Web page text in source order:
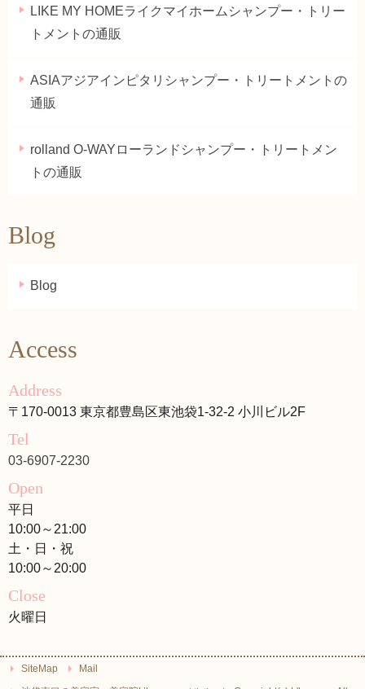
LIKE MY HOMEライクマイホームシャンプー・トリー
トメントの通販
ASIAアジアインピタリシャンプー・トリートメントの
通販
rolland O-WAYローランドシャンプー・トリートメン
トの通販
Blog
Blog
Access
Address
〒170-0013 東京都豊島区東池袋1-32-2 小川ビル2F
Tel
03-6907-2230
Open
平日
10:00～21:00
土・日・祝
10:00～20:00
Close
火曜日
SiteMap
Mail